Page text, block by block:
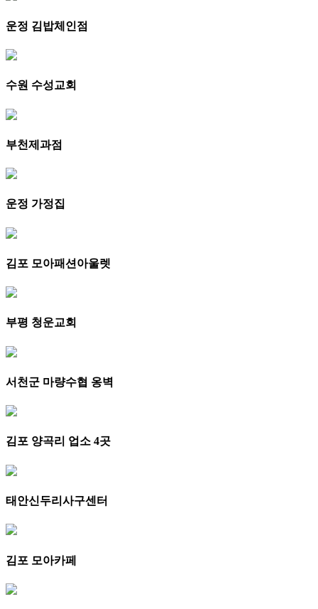
운정 김밥체인점
수원 수성교회
부천제과점
운정 가정집
김포 모아패션아울렛
부평 청운교회
서천군 마량수협 옹벽
김포 양곡리 업소 4곳
태안신두리사구센터
김포 모아카페